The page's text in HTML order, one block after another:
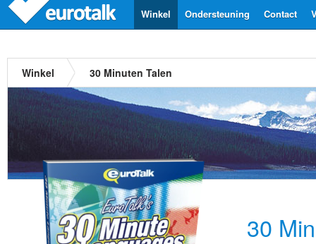
Contact
Ondersteuning
Winkel
Winkel 30 Minuten Talen
30